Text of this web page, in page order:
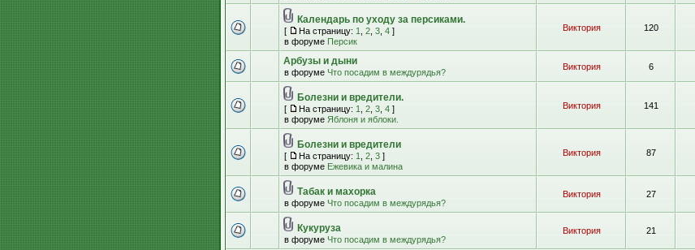
Календарь по уходу за персиками.
[ На страницу: 1 2 3 4 ]
в форуме Персик
Виктория 120
Арбузы и дыни
в форуме Что посадим в междурядья?
Виктория 6
Болезни и вредители.
[ На страницу: 1 2 3 4 ]
в форуме Яблоня и яблоки.
Виктория 141
Болезни и вредители
[ На страницу: 1 2 3 ]
в форуме Ежевика и малина
Виктория 87
Табак и махорка
в форуме Что посадим в междурядья?
Виктория 27
Кукуруза
в форуме Что посадим в междурядья?
Виктория 21